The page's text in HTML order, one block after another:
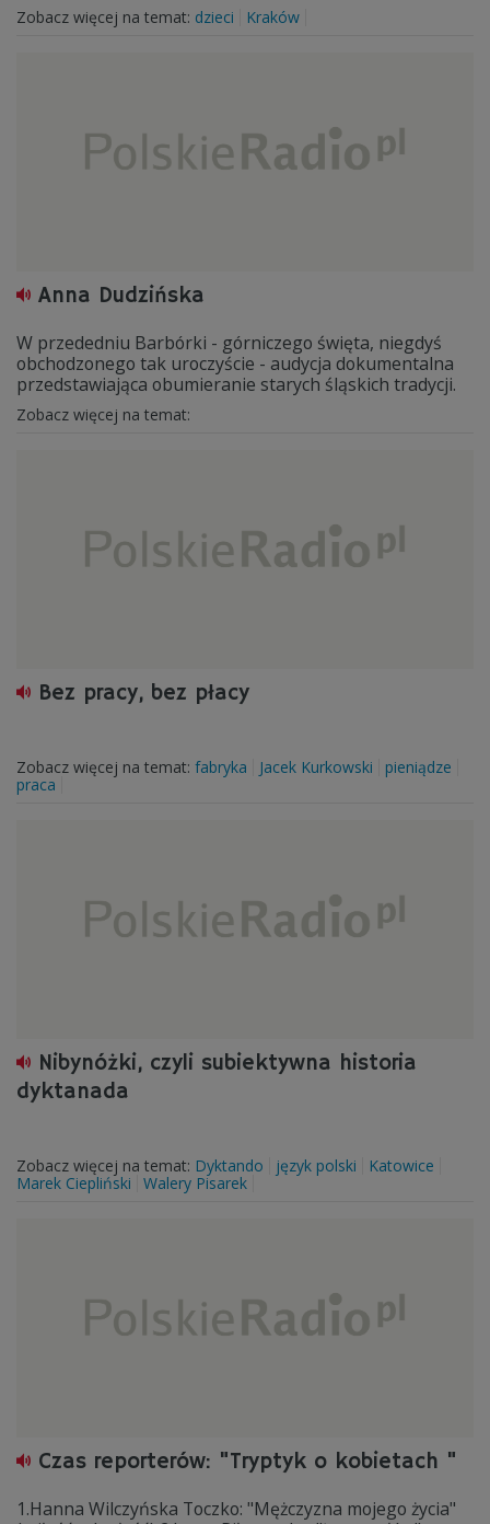
Zobacz więcej na temat: dzieci Kraków
Anna Dudzińska
W przededniu Barbórki - górniczego święta, niegdyś
obchodzonego tak uroczyście - audycja dokumentalna
przedstawiająca obumieranie starych śląskich tradycji.
Zobacz więcej na temat:
Bez pracy, bez płacy
Zobacz więcej na temat: fabryka Jacek Kurkowski
pieniądze
praca
Nibynóżki, czyli subiektywna historia
dyktanada
Zobacz więcej na temat: Dyktando język polski
Katowice
Marek Ciepliński
Walery Pisarek
Czas reporterów: "Tryptyk o kobietach "
1.Hanna Wilczyńska Toczko: "Mężczyzna mojego życia"